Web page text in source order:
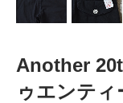
Another
ゥエンテ